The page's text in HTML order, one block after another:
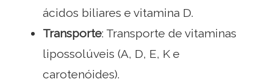
ácidos biliares e vitamina D.
Transporte: Transporte de vitaminas
lipossolúveis (A, D, E, K e
carotenóides).